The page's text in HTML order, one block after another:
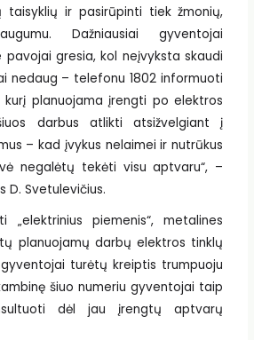
taisyklių ir pasirūpinti tiek žmonių,
Dažniausiai gyventojai
pavojai gresia, kol neįvyksta skaudi
nedaug – telefonu 1802 informuoti
kurį planuojama įrengti po elektros
darbus atlikti atsižvelgiant į
– kad įvykus nelaimei ir nutrūkus
negalėtų tekėti visu aptvaru“, –
D. Svetulevičius.
„elektrinius piemenis“, metalines
planuojamų darbų elektros tinklų
turėtų kreiptis trumpuoju
šiuo numeriu gyventojai taip
dėl jau įrengtų aptvarų